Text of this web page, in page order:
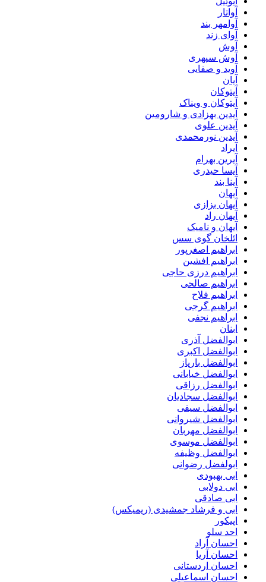
آواتار
آوامهر بند
آوای زند
آوش
آوش سپهری
آوید و صفایی
آیان
آیتوکان
آیتوکان و ویناک
آیدین بهزادی و شارومین
آیدین علوی
آیدین نورمحمدی
آیراد
آیرین بهرام
آیسا حیدری
آینا بند
آیهان
آیهان بزازی
آیهان راد
آیهان و نامیک
ائلخان گوی سس
ابراهیم اصغرپور
ابراهیم افشین
ابراهیم درزی حاجی
ابراهیم صالحی
ابراهیم فلاح
ابراهیم گرجی
ابراهیم نجفی
ابنان
ابوالفضل آذری
ابوالفضل اکبری
ابوالفضل بارپاز
ابوالفضل خیابانی
ابوالفضل رزاقی
ابوالفضل سجادیان
ابوالفضل سیفی
ابوالفضل شیروانی
ابوالفضل مهربان
ابوالفضل موسوی
ابوالفضل وظیفه
ابولفضل رضوانی
ابی بهبودی
ابی دولابی
ابی صادقی
ابی و فرشاد جمشیدی (ریمیکس)
اپیکور
احد سلو
احسان آراد
احسان آریا
احسان اردستانی
احسان اسماعیلی